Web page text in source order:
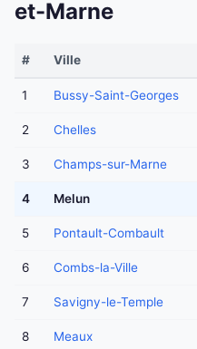
et-Marne
# Ville
1 Bussy-Saint-Georges
2 Chelles
3 Champs-sur-Marne
4 Melun
5 Pontault-Combault
6 Combs-la-Ville
7 Savigny-le-Temple
8 Meaux